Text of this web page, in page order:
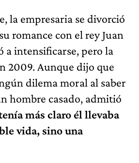
la empresaria se divorció
romance con el rey Juan
a intensificarse, pero la
2009. Aunque dijo que
dilema moral al saber
hombre casado, admitió
más claro él llevaba
vida, sino una